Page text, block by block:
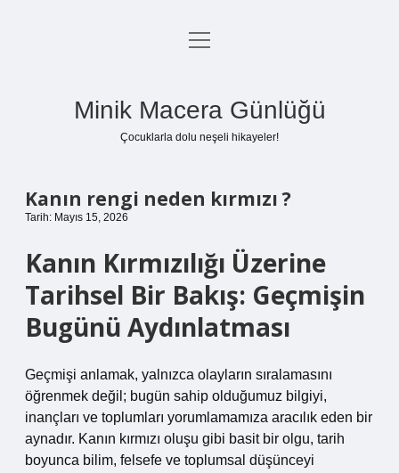
Anasayfa
menüyü
Minik Macera Günlüğü
Çocuklarla dolu neşeli hikayeler!
Kanın rengi neden kırmızı ?
Tarih: Mayıs 15, 2026
Kanın Kırmızılığı Üzerine
Tarihsel Bir Bakış: Geçmişin
Bugünü Aydınlatması
Geçmişi anlamak, yalnızca olayların sıralamasını
öğrenmek değil; bugün sahip olduğumuz bilgiyi,
inançları ve toplumları yorumlamamıza aracılık eden bir
aynadır. Kanın kırmızı oluşu gibi basit bir olgu, tarih
boyunca bilim, felsefe ve toplumsal düşünceyi